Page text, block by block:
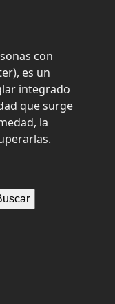
con
es un
integrado
que surge
la